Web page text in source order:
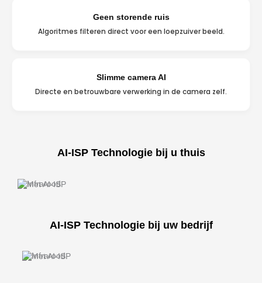
Geen storende ruis
Algoritmes filteren direct voor een loepzuiver beeld.
Slimme camera AI
Directe en betrouwbare verwerking in de camera zelf.
AI-ISP Technologie bij u thuis
AI-ISP Technologie bij uw bedrijf